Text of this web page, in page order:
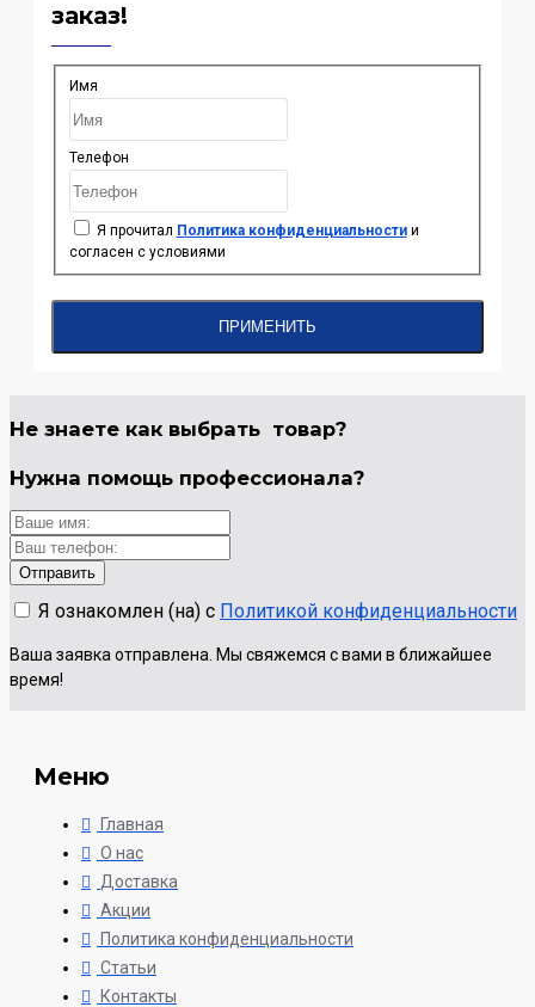
заказ!
Имя
Телефон
Я прочитал Политика конфиденциальностии
согласен с условиями
ПРИМЕНИТЬ
Не знаете как выбрать товар?
Нужна помощь профессионала?
Я ознакомлен (на) с Политикой конфиденциальности
Ваша заявка отправлена. Мы свяжемся с вами в ближайшее
время!
Меню
Главная
О нас
Доставка
Акции
Политика конфиденциальности
Статьи
Контакты